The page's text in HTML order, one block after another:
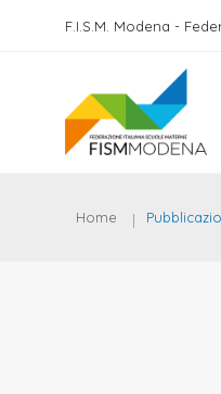
F.I.S.M. Modena -
Home